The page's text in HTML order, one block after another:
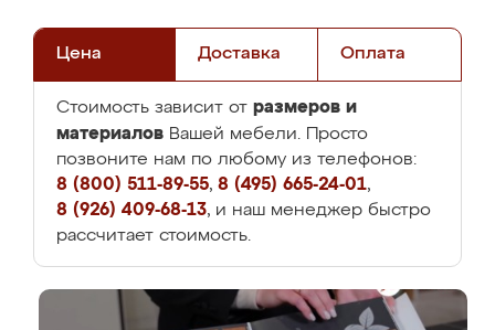
Цена Доставка Оплата
Стоимость зависит от размеров и
материалов Вашей мебели. Просто
позвоните нам по любому из телефонов:
8 (800) 511-89-55, 8 (495) 665-24-01,
8 (926) 409-68-13, и наш менеджер быстро
рассчитает стоимость.